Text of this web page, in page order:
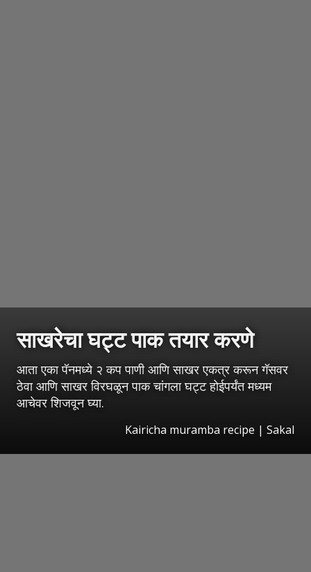
साखरेचा घट्ट पाक तयार करणे
आता एका पॅनमध्ये २ कप पाणी आणि साखर एकत्र करून गॅसवर
ठेवा आणि साखर विरघळून पाक चांगला घट्ट होईपर्यंत मध्यम
आचेवर शिजवून घ्या.
Kairicha muramba recipe | Sakal